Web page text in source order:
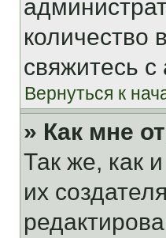
количество
свяжитесь
Вернуться к
» Как мне
Так же, как
их